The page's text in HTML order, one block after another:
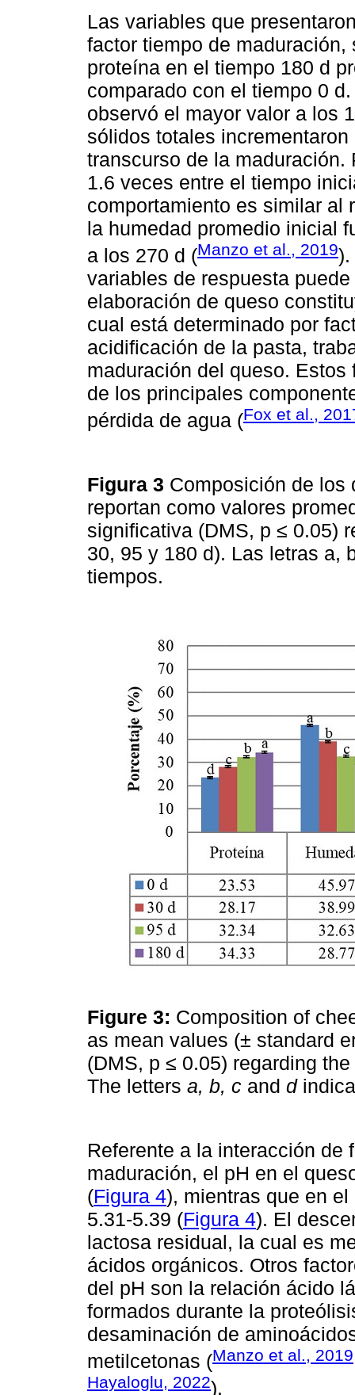
Las variables que
factor tiempo de
proteína en el tiempo 180 d
comparado con el tiempo 0
observó el mayor valor a los
sólidos totales
transcurso de la
1.6 veces entre el tiempo
comportamiento es similar al
la humedad promedio inicial
a los 270 d (Manzo et al., 2019).
variables de respuesta
elaboración de queso
cual está determinado por
acidificación de la pasta,
maduración del queso.
de los principales
pérdida de agua (Fox et al.,
Figura 3 Composición de los
reportan como valores
significativa (DMS, p ≤ 0.05)
30, 95 y 180 d). Las letras a,
tiempos.
Figure 3: Composition of
as mean values (± standard
(DMS, p ≤ 0.05) regarding
The letters a, b, c and d
Referente a la interacción de
maduración, el pH en el
(Figura 4), mientras que en
5.31-5.39 (Figura 4). El
lactosa residual, la cual es
ácidos orgánicos. Otros
del pH son la relación ácido
formados durante la
desaminación de
metilcetonas (Manzo et al., 2019
Hayaloglu, 2022).